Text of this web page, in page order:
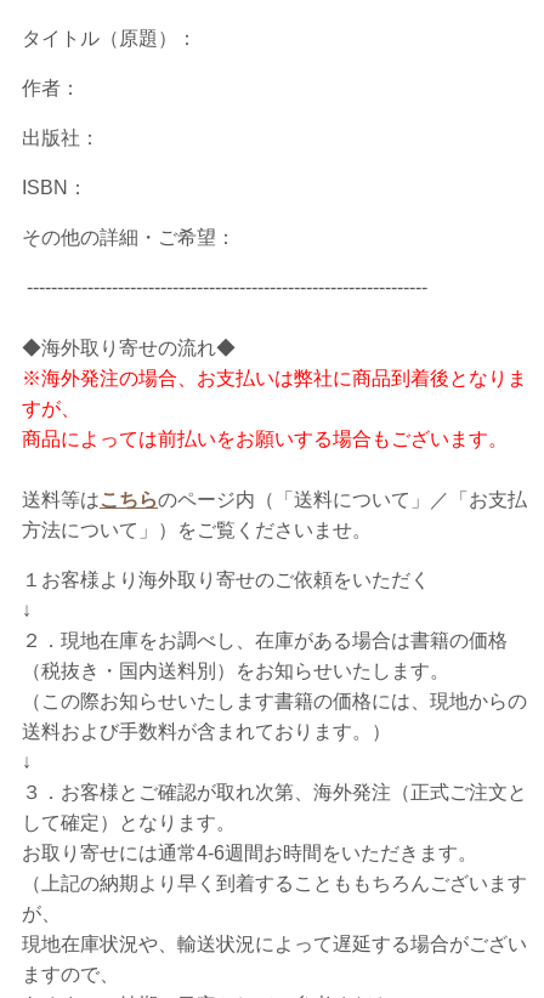
タイトル（原題）：
作者：
出版社：
ISBN：
その他の詳細・ご希望：
------------------------------------------------------------------
◆海外取り寄せの流れ◆
※海外発注の場合、お支払いは弊社に商品到着後となりま
すが、
商品によっては前払いをお願いする場合もございます。
送料等はこちらのページ内（「送料について」／「お支払
方法について」）をご覧くださいませ。
１お客様より海外取り寄せのご依頼をいただく
↓
２．現地在庫をお調べし、在庫がある場合は書籍の価格
（税抜き・国内送料別）
をお知らせいたします。
（この際お知らせいたします書籍の価格には、現地からの
送料および手数料が含まれております。）
↓
３．お客様とご確認が取れ次第、海外発注（正式ご注文と
して確定）となります。
お取り寄せには通常4-6週間お時間をいただきます。
（上記の納期より早く到着することももちろんございます
が、
現地在庫状況や、輸送状況によって遅延する場合がござい
ますので、